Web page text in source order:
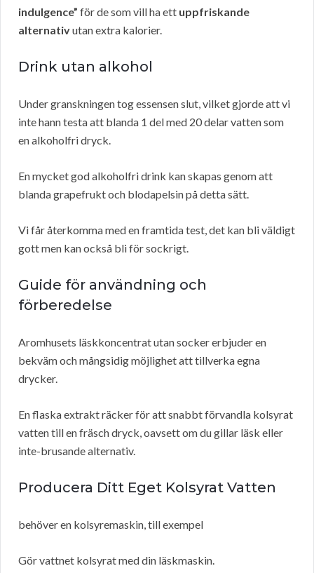
indulgence” för de som vill ha ett uppfriskande
alternativutan extra kalorier.
Drink utan alkohol
Under granskningen tog essensen slut, vilket gjorde att vi
inte hann testa att blanda 1 del med 20 delar vatten som
en alkoholfri dryck.
En mycket god alkoholfri drink kan skapas genom att
blanda grapefrukt och blodapelsin på detta sätt.
Vi får återkomma med en framtida test, det kan bli väldigt
gott men kan också bli för sockrigt.
Guide för användning och
förberedelse
Aromhusets läskkoncentrat utan socker erbjuder en
bekväm och mångsidig möjlighet att tillverka egna
drycker.
En flaska extrakt räcker för att snabbt förvandla kolsyrat
vatten till en fräsch dryck, oavsett om du gillar läsk eller
inte-brusande alternativ.
Producera Ditt Eget Kolsyrat Vatten
behöver en kolsyremaskin, till exempel
Gör vattnet kolsyrat med din läskmaskin.